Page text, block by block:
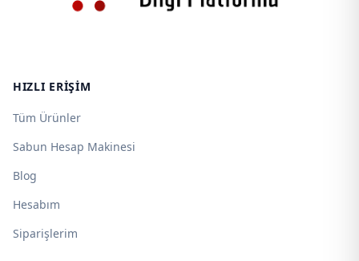
HIZLI ERIŞIM
Tüm Ürünler
Sabun Hesap Makinesi
Blog
Hesabım
Siparişlerim